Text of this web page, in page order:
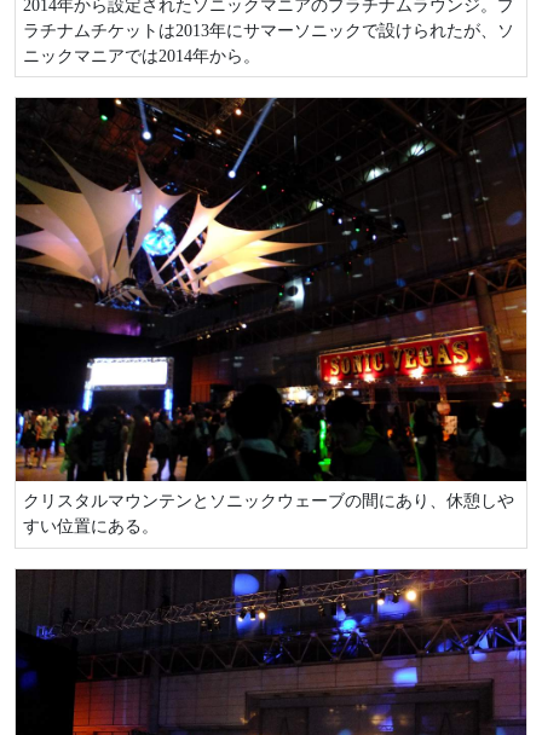
2014年から設定されたソニックマニアのプラチナムラウンジ。プ
ラチナムチケットは2013年にサマーソニックで設けられたが、ソ
ニックマニアでは2014年から。
クリスタルマウンテンとソニックウェーブの間にあり、休憩しや
すい位置にある。